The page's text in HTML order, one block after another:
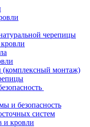
черепицы
(комплексный монтаж)
и безопасность
систем
и кровли